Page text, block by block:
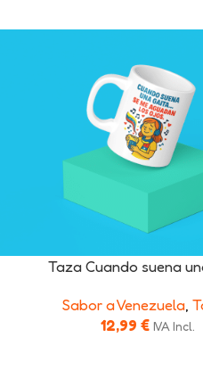
Taza Cuando suena
Sabor a Venezuela,
12,99 € IVA Incl.